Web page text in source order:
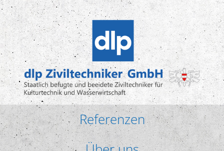
Referenzen